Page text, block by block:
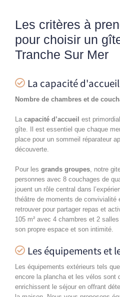
Les critères à
pour choisir un
Tranche Sur Mer
La capacité d'accueil
Nombre de chambres et de
La capacité d’accueil est
gîte. Il est essentiel que chaque
place pour un sommeil réparateur
découverte.
Pour les grands groupes , notre
personnes avec 8 couchages de
jouent un rôle central dans
théâtre de moments de convivialité
retrouver pour partager repas et
105 m² avec 4 chambres et 2
son propre espace et son intimité.
Les équipements et
Les équipements extérieurs tels
encore la plancha et les vélos sont
enrichissent le séjour en offrant